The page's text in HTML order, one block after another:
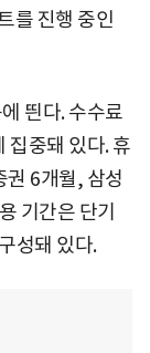
를 진행 중인
띈다. 수수료
집중돼 있다. 휴
권 6개월, 삼성
기간은 단기
성돼 있다.